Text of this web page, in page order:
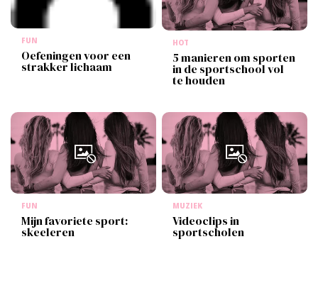
FUN
Oefeningen voor een
strakker lichaam
HOT
5 manieren om sporten
in de sportschool vol
te houden
FUN
Mijn favoriete sport:
skeeleren
MUZIEK
Videoclips in
sportscholen